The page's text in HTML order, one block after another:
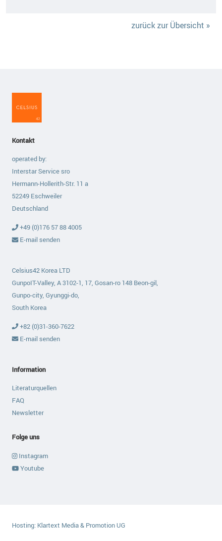
zurück zur Übersicht »
Kontakt
operated by:
Interstar Service sro
Hermann-Hollerith-Str. 11 a
52249 Eschweiler
Deutschland
+49 (0)176 57 88 4005
E-mail senden
Celsius42 Korea LTD
GunpoIT-Valley, A 3102-1, 17, Gosan-ro 148 Beon-gil,
Gunpo-city, Gyunggi-do,
South Korea
+82 (0)31-360-7622
E-mail senden
Information
Literaturquellen
FAQ
Newsletter
Folge uns
Instagram
Youtube
Hosting: Klartext Media & Promotion UG